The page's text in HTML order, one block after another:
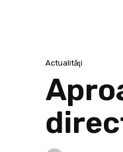
Actualităţi